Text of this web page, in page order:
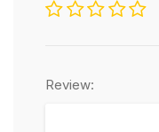
Review: